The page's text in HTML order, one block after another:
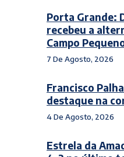
Porta Grande:
recebeu a
Campo
7 De Agosto, 2026
Francisco
destaque na
4 De Agosto, 2026
Estrela da